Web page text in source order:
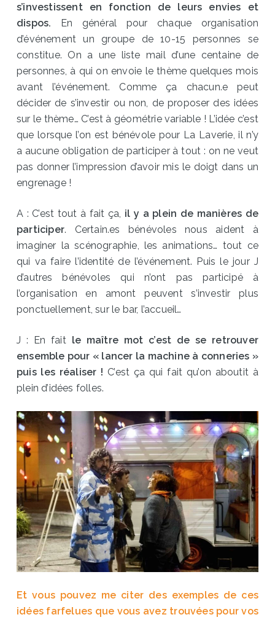
s’investissent en fonction de leurs envies et
dispos. En général pour chaque organisation
d’événement un groupe de 10-15 personnes se
constitue. On a une liste mail d’une centaine de
personnes, à qui on envoie le thème quelques mois
avant l’événement. Comme ça chacun.e peut
décider de s’investir ou non, de proposer des idées
sur le thème… C’est à géométrie variable ! L’idée c’est
que lorsque l’on est bénévole pour La Laverie, il n’y
a aucune obligation de participer à tout : on ne veut
pas donner l’impression d’avoir mis le doigt dans un
engrenage !
A : C’est tout à fait ça, il y a plein de manières de
participer. Certain.es bénévoles nous aident à
imaginer la scénographie, les animations… tout ce
qui va faire l’identité de l’événement. Puis le jour J
d’autres bénévoles qui n’ont pas participé à
l’organisation en amont peuvent s’investir plus
ponctuellement, sur le bar, l’accueil…
J : En fait le maître mot c’est de se retrouver
ensemble pour « lancer la machine à conneries »
puis les réaliser ! C’est ça qui fait qu’on aboutit à
plein d’idées folles.
Et vous pouvez me citer des exemples de ces
idées farfelues que vous avez trouvées pour vos